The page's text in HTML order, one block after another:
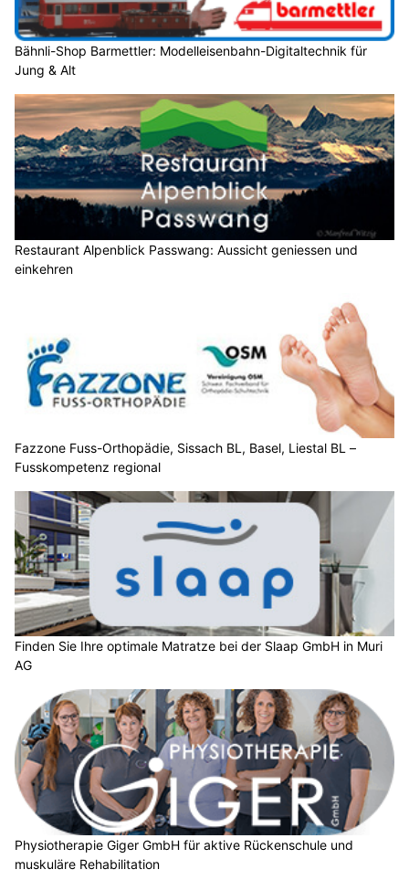
Bähnli-Shop Barmettler: Modelleisenbahn-Digitaltechnik für
Jung & Alt
Restaurant Alpenblick Passwang: Aussicht geniessen und
einkehren
Fazzone Fuss-Orthopädie, Sissach BL, Basel, Liestal BL –
Fusskompetenz regional
Finden Sie Ihre optimale Matratze bei der Slaap GmbH in Muri
AG
Physiotherapie Giger GmbH für aktive Rückenschule und
muskuläre Rehabilitation